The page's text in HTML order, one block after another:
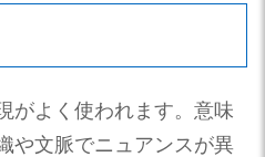
がよく使われます。意味
や文脈でニュアンスが異